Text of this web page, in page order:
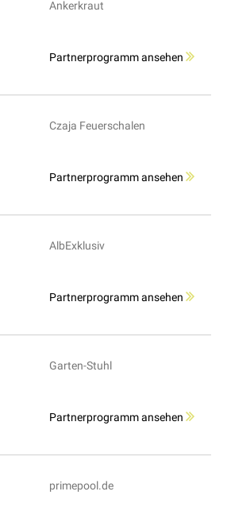
Ankerkraut
Partnerprogramm ansehen
Czaja Feuerschalen
Partnerprogramm ansehen
AlbExklusiv
Partnerprogramm ansehen
Garten-Stuhl
Partnerprogramm ansehen
primepool.de